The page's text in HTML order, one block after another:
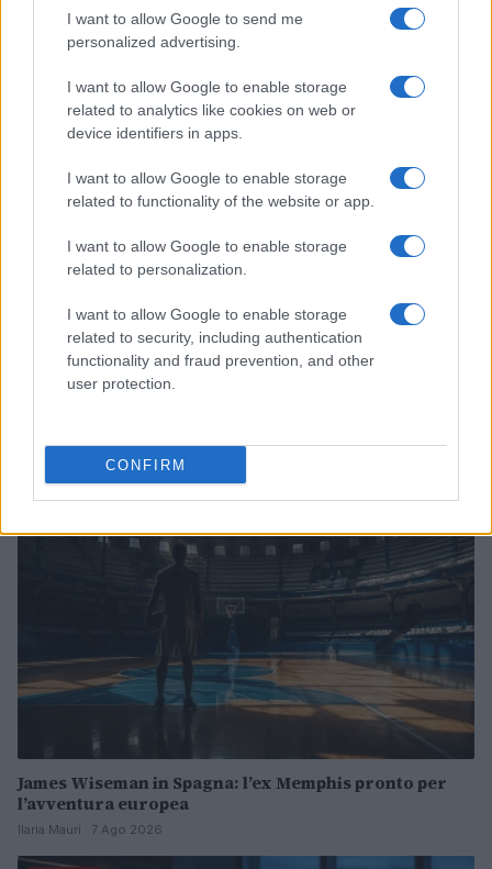
I want to allow Google to send me
personalized advertising.
I want to allow Google to enable storage
related to analytics like cookies on web or
device identifiers in apps.
I want to allow Google to enable storage
related to functionality of the website or app.
I want to allow Google to enable storage
related to personalization.
I want to allow Google to enable storage
related to security, including authentication
functionality and fraud prevention, and other
user protection.
CONFIRM
Continua a leggere
Europei Under 16: l’Italia perde contro la Lettonia
James Wiseman in Spagna: l’ex Memphis pronto per
l’avventura europea
Ilaria Mauri · 7 Ago 2026